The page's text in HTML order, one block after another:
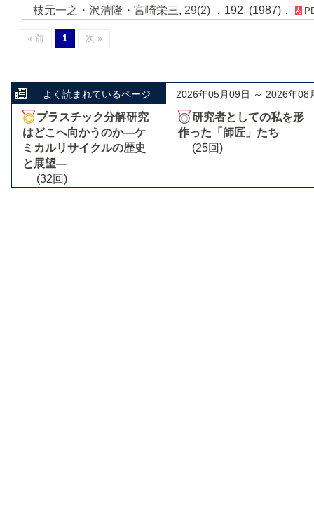
枝元一之 ・ 沢清隆 ・ 宮崎栄三, 29(2) ，192 (1987)．
« 前 1 次 »
よく読まれているページ 2026年05月09日 ～ 2026年08
プラスチック分解研究
はどこへ向かうのか―ケ
ミカルリサイクルの歴史
と展望―
(32回)
研究者としての私を形
作った「師匠」たち
(25回)